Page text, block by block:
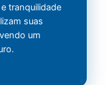
tranquilidade
suas
um